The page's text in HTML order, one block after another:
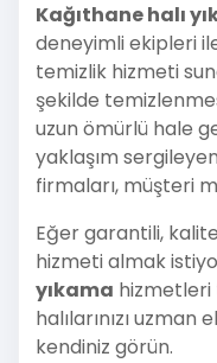
Kağıthane halı
deneyimli ekipleri
temizlik hizmeti
şekilde
uzun ömürlü hale
yaklaşım
firmaları, müşteri
Eğer garantili,
hizmeti almak
yıkama hizmetleri
halılarınızı
kendiniz görün.